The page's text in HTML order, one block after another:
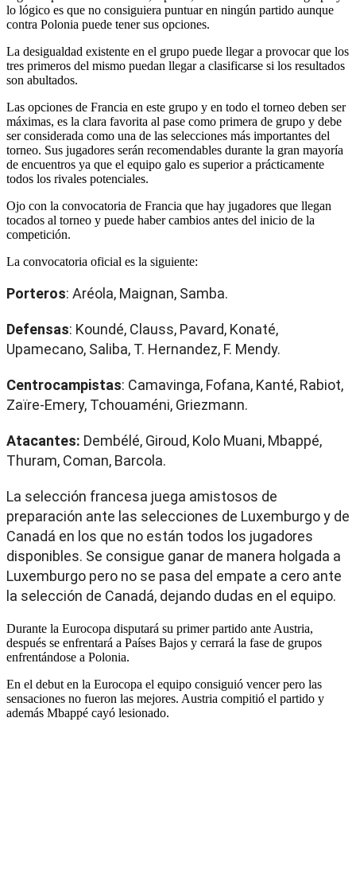
lo lógico es que no consiguiera puntuar en ningún partido aunque
contra Polonia puede tener sus opciones.
La desigualdad existente en el grupo puede llegar a provocar que los
tres primeros del mismo puedan llegar a clasificarse si los resultados
son abultados.
Las opciones de Francia en este grupo y en todo el torneo deben ser
máximas, es la clara favorita al pase como primera de grupo y debe
ser considerada como una de las selecciones más importantes del
torneo. Sus jugadores serán recomendables durante la gran mayoría
de encuentros ya que el equipo galo es superior a prácticamente
todos los rivales potenciales.
Ojo con la convocatoria de Francia que hay jugadores que llegan
tocados al torneo y puede haber cambios antes del inicio de la
competición.
La convocatoria oficial es la siguiente:
Porteros: Aréola, Maignan, Samba.
Defensas: Koundé, Clauss, Pavard, Konaté,
Upamecano, Saliba, T. Hernandez, F. Mendy.
Centrocampistas: Camavinga, Fofana, Kanté, Rabiot,
Zaïre-Emery, Tchouaméni, Griezmann.
Atacantes: Dembélé, Giroud, Kolo Muani, Mbappé,
Thuram, Coman, Barcola.
La selección francesa juega amistosos de
preparación ante las selecciones de Luxemburgo y de
Canadá en los que no están todos los jugadores
disponibles. Se consigue ganar de manera holgada a
Luxemburgo pero no se pasa del empate a cero ante
la selección de Canadá, dejando dudas en el equipo.
Durante la Eurocopa disputará su primer partido ante Austria,
después se enfrentará a Países Bajos y cerrará la fase de grupos
enfrentándose a Polonia.
En el debut en la Eurocopa el equipo consiguió vencer pero las
sensaciones no fueron las mejores. Austria compitió el partido y
además Mbappé cayó lesionado.